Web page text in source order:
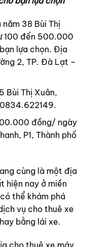
38 Bùi Thị
100 đến 500.000
lựa chọn. Địa
2, TP. Đà Lạt –
Bùi Thị Xuân,
đồng/ ngày
P1, Thành phố
cùng là một địa
hiện nay ở miền
thể khám phá
vụ cho thuê xe
bằng lái xe.